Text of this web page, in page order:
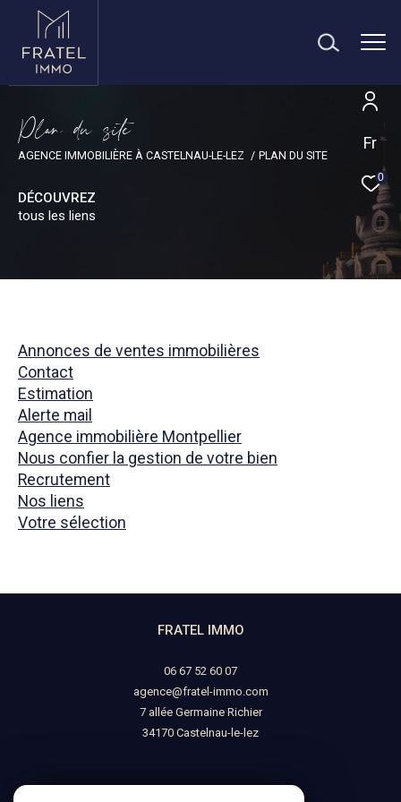
Fr
0
Pla du sie
AGENCE IMMOBILIÈRE À CASTELNAU-LE-LEZ PLAN DU SITE
DÉCOUVREZ
tous les liens
Annonces de ventes immobilières
Contact
Estimation
Alerte mail
Agence immobilière Montpellier
Nous confier la gestion de votre bien
Recrutement
Nos liens
Votre sélection
FRATEL IMMO
06 67 52 60 07
agence@fratel-immo.com
7 allée Germaine Richier
34170
castelnau-le-lez